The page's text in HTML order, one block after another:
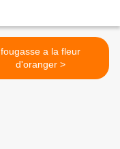
fougasse a la fleur
d'oranger >